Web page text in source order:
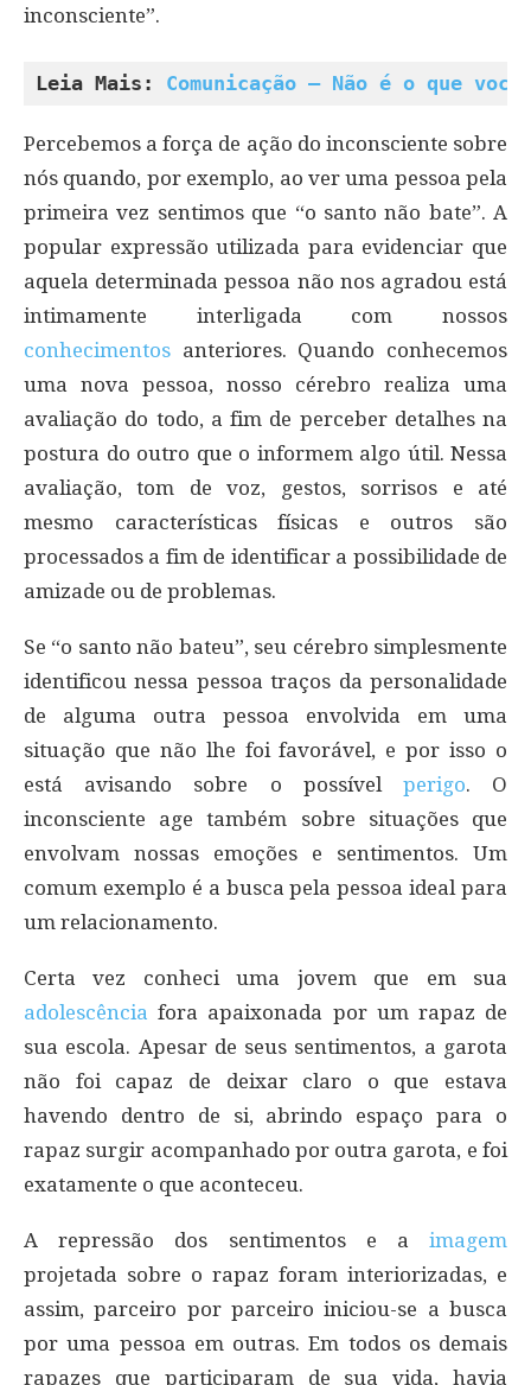
inconsciente”.
Leia Mais: Comunicação – Não é o que
Percebemos a força de ação do inconsciente sobre
nós quando, por exemplo, ao ver uma pessoa pela
primeira vez sentimos que “o santo não bate”. A
popular expressão utilizada para evidenciar que
aquela determinada pessoa não nos agradou está
intimamente interligada com nossos
conhecimentos anteriores. Quando conhecemos
uma nova pessoa, nosso cérebro realiza uma
avaliação do todo, a fim de perceber detalhes na
postura do outro que o informem algo útil. Nessa
avaliação, tom de voz, gestos, sorrisos e até
mesmo características físicas e outros são
processados a fim de identificar a possibilidade de
amizade ou de problemas.
Se “o santo não bateu”, seu cérebro simplesmente
identificou nessa pessoa traços da personalidade
de alguma outra pessoa envolvida em uma
situação que não lhe foi favorável, e por isso o
está avisando sobre o possível perigo. O
inconsciente age também sobre situações que
envolvam nossas emoções e sentimentos. Um
comum exemplo é a busca pela pessoa ideal para
um relacionamento.
Certa vez conheci uma jovem que em sua
adolescênciafora apaixonada por um rapaz de
sua escola. Apesar de seus sentimentos, a garota
não foi capaz de deixar claro o que estava
havendo dentro de si, abrindo espaço para o
rapaz surgir acompanhado por outra garota, e foi
exatamente o que aconteceu.
A repressão dos sentimentos e a imagem
projetada sobre o rapaz foram interiorizadas, e
assim, parceiro por parceiro iniciou-se a busca
por uma pessoa em outras. Em todos os demais
rapazes que participaram de sua vida, havia